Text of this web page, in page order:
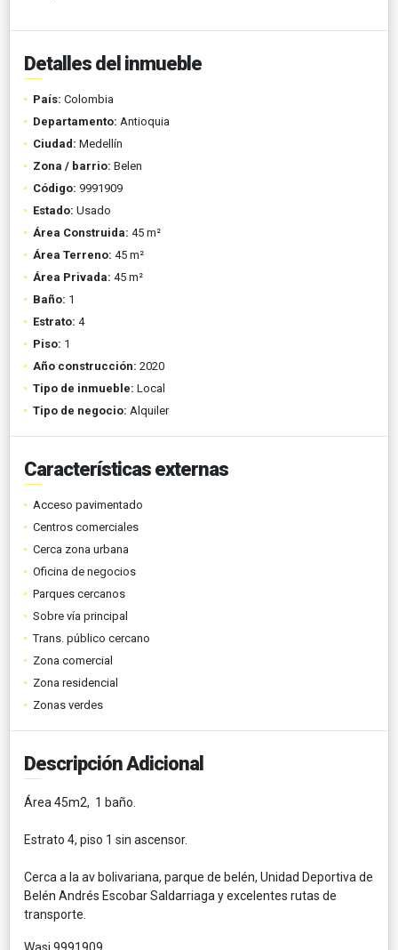
Detalles del inmueble
País: Colombia
Departamento: Antioquia
Ciudad: Medellín
Zona / barrio: Belen
Código: 9991909
Estado: Usado
Área Construida: 45 m²
Área Terreno: 45 m²
Área Privada: 45 m²
Baño: 1
Estrato: 4
Piso: 1
Año construcción: 2020
Tipo de inmueble: Local
Tipo de negocio: Alquiler
Características externas
Acceso pavimentado
Centros comerciales
Cerca zona urbana
Oficina de negocios
Parques cercanos
Sobre vía principal
Trans. público cercano
Zona comercial
Zona residencial
Zonas verdes
Descripción Adicional
Área 45m2, 1 baño.
Estrato 4, piso 1 sin ascensor.
Cerca a la av bolivariana, parque de belén, Unidad Deportiva de
Belén Andrés Escobar Saldarriaga y excelentes rutas de
transporte.